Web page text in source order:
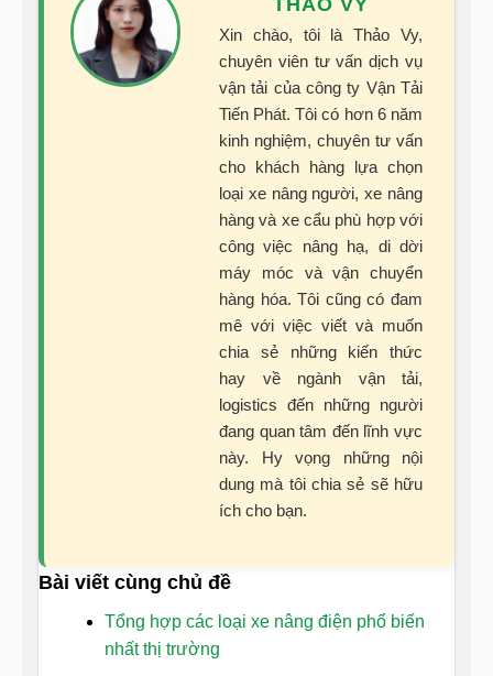
Xin chào, tôi là Thảo Vy,
chuyên viên tư vấn dịch vụ
vận tải của công ty Vận Tải
Tiến Phát. Tôi có hơn 6 năm
kinh nghiệm, chuyên tư vấn
cho khách hàng lựa chọn
loại xe nâng người, xe nâng
hàng và xe cẩu phù hợp với
công việc nâng hạ, di dời
máy móc và vận chuyển
hàng hóa. Tôi cũng có đam
mê với việc viết và muốn
chia sẻ những kiến thức
hay về ngành vận tải,
logistics đến những người
đang quan tâm đến lĩnh vực
này. Hy vọng những nội
dung mà tôi chia sẻ sẽ hữu
ích cho bạn.
Bài viết cùng chủ đề
Tổng hợp các loại xe nâng điện phổ biến
nhất thị trường